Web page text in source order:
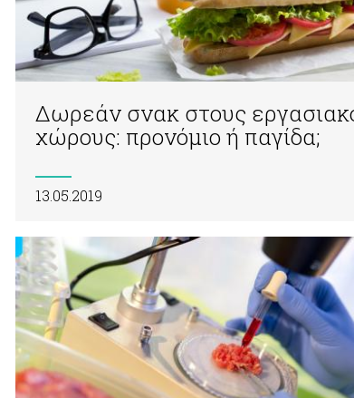
Δωρεάν σνακ στους
χώρους: προνόμιο ή παγίδα;
13.05.2019